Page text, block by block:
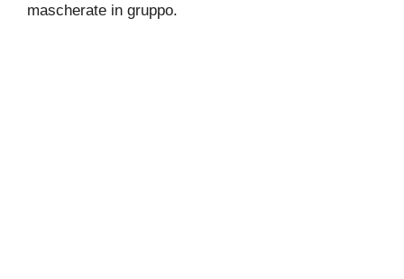
mascherate in gruppo.